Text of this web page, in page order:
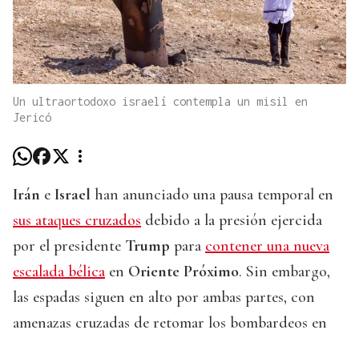
Un ultraortodoxo israelí contempla un misil en
Jericó
Irán e Israel han anunciado una pausa temporal en
sus ataques cruzados debido a la presión ejercida
por el presidente Trump para contener una nueva
escalada bélica en Oriente Próximo. Sin embargo,
las espadas siguen en alto por ambas partes, con
amenazas cruzadas de retomar los bombardeos en